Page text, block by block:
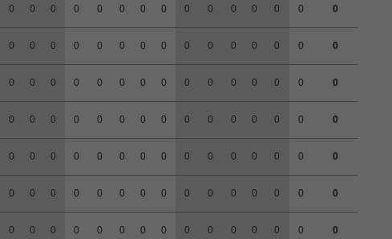
0 0 0 0 0 0 0 0 0 0 0 0 0 0 0
0 0 0 0 0 0 0 0 0 0 0 0 0 0 0
0 0 0 0 0 0 0 0 0 0 0 0 0 0 0
0 0 0 0 0 0 0 0 0 0 0 0 0 0 0
0 0 0 0 0 0 0 0 0 0 0 0 0 0 0
0 0 0 0 0 0 0 0 0 0 0 0 0 0 0
0 0 0 0 0 0 0 0 0 0 0 0 0 0 0